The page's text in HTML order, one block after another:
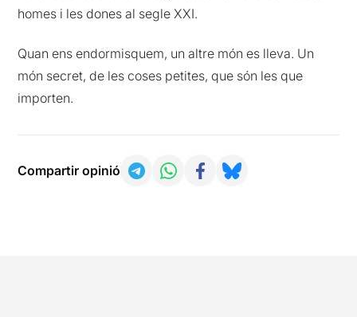
homes i les dones al segle XXI.
Quan ens endormisquem, un altre món es lleva. Un
món secret, de les coses petites, que són les que
importen.
Compartir opinió